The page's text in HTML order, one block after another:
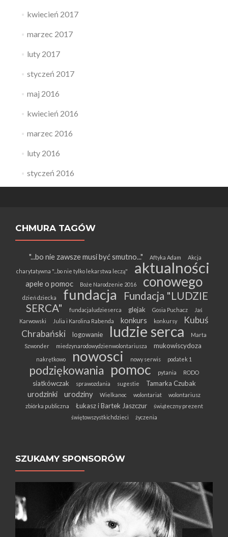
kwiecień 2017
marzec 2017
luty 2017
styczeń 2017
maj 2016
kwiecień 2016
marzec 2016
luty 2016
styczeń 2016
CHMURA TAGÓW
"...bo nie zawsze musi być smutno..." Aftyka Adam Akcja
charytatywna "...bo nie tylko lekarstwa leczą" aktualności
apele o pomoc Boże Narodzenie 2016 conowego
dzień dziecka fundacja
Fundacja "LUDZIE
SERCA"
fundacjaludzieserca glejak Gosia Puchacz
Jaś
Karwowski
Julia i Karolina Rabenda konkurs konkursy
Kubuś
Chrabański
logowanie ludzie serca
Marta
Szwonder
miedzynarodowydzienwolontariusza mukowiscydoza
nakrętkowo nowosci nowy serwis podatek 1
podziękowania pomoc pytania RODO
siatkówczak sprawozdania sugestie Tamarka Czubak
urodzinki urodziny Wielkanoc wolontariat
wolontariusz
zbiórka publiczna
Łukasz i Bartek Jaszczur
świąteczny prezent
świętowszystkichdzieci
życzenia
SZUKAMY SPONSORÓW